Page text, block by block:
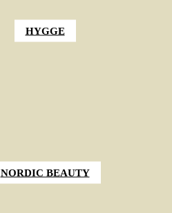
HYGGE
NORDIC BEAUTY